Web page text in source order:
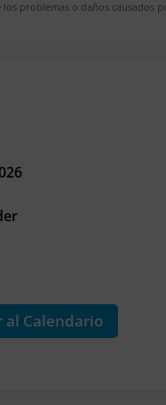
problemas o daños causados
al Calendario